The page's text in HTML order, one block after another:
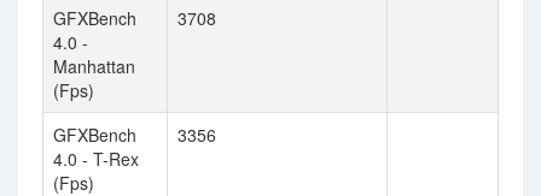
GFXBench
4.0 -
Manhattan
(Fps)
3708
GFXBench
4.0 - T-Rex
(Fps)
3356